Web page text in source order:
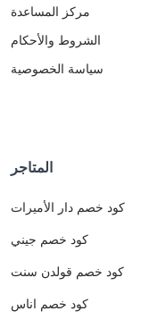
مركز المساعدة
الشروط والأحكام
سياسة الخصوصية
المتاجر
كود خصم دار الأميرات
كود خصم جيني
كود خصم قولدن سنت
كود خصم اناس